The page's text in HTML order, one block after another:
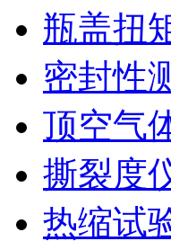
瓶盖扭
密封性
顶空气
撕裂度
热缩试